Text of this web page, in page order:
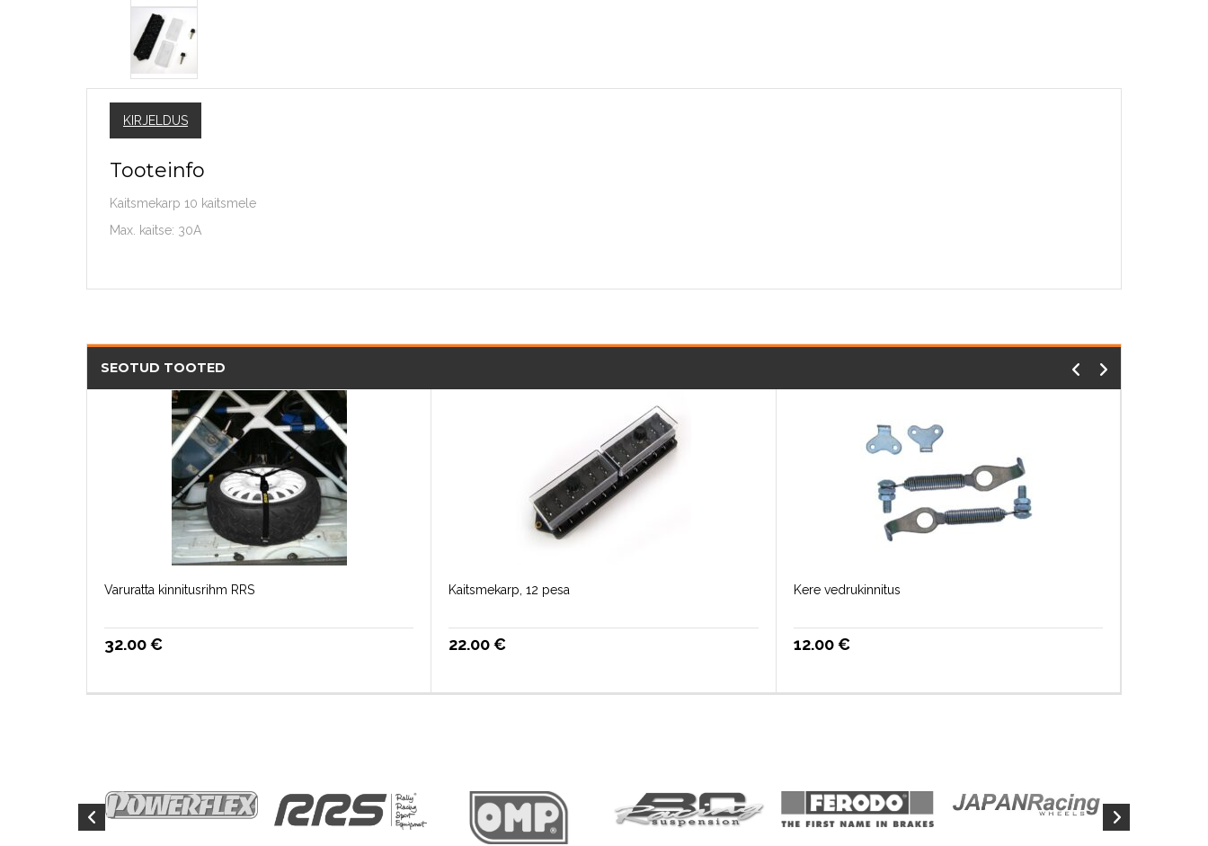
KIRJELDUS
Tooteinfo
Kaitsmekarp 10 kaitsmele
Max. kaitse: 30A
SEOTUD TOOTED
Varuratta kinnitusrihm RRS
32.00€
Kaitsmekarp, 12 pesa
22.00€
Kere vedrukinnitus
12.00€